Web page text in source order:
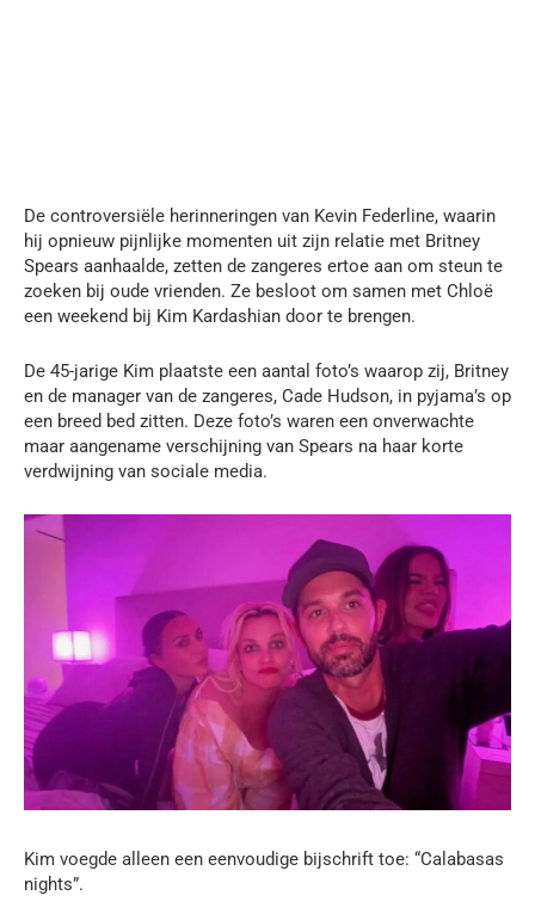
De controversiële herinneringen van Kevin Federline, waarin
hij opnieuw pijnlijke momenten uit zijn relatie met Britney
Spears aanhaalde, zetten de zangeres ertoe aan om steun te
zoeken bij oude vrienden. Ze besloot om samen met Chloë
een weekend bij Kim Kardashian door te brengen.
De 45-jarige Kim plaatste een aantal foto’s waarop zij, Britney
en de manager van de zangeres, Cade Hudson, in pyjama’s op
een breed bed zitten. Deze foto’s waren een onverwachte
maar aangename verschijning van Spears na haar korte
verdwijning van sociale media.
Kim voegde alleen een eenvoudige bijschrift toe: “Calabasas
nights”.